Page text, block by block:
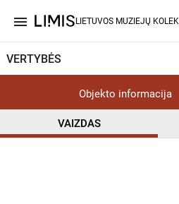
menu LIETUVOS MUZIEJŲ
VERTYBĖS
Objekto informacija
VAIZDAS